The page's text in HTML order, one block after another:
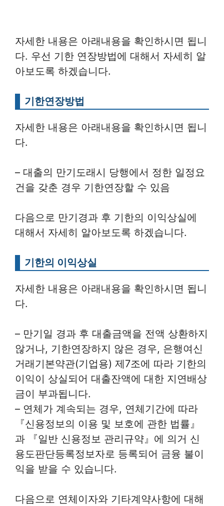
자세한 내용은 아래내용을 확인하시면 됩니
다. 우선 기한 연장방법에 대해서 자세히 알
아보도록 하겠습니다.
기한연장방법
자세한 내용은 아래내용을 확인하시면 됩니
다.
– 대출의 만기도래시 당행에서 정한 일정요
건을 갖춘 경우 기한연장할 수 있음
다음으로 만기경과 후 기한의 이익상실에
대해서 자세히 알아보도록 하겠습니다.
기한의 이익상실
자세한 내용은 아래내용을 확인하시면 됩니
다.
– 만기일 경과 후 대출금액을 전액 상환하지
않거나, 기한연장하지 않은 경우, 은행여신
거래기본약관(기업용) 제7조에 따라 기한의
이익이 상실되어 대출잔액에 대한 지연배상
금이 부과됩니다.
– 연체가 계속되는 경우, 연체기간에 따라
『신용정보의 이용 및 보호에 관한 법률』
과 『일반 신용정보 관리규약』에 의거 신
용도판단등록정보자로 등록되어 금융 불이
익을 받을 수 있습니다.
다음으로 연체이자와 기타계약사항에 대해